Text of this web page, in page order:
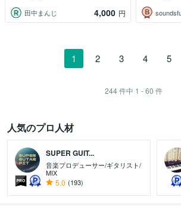
田中まんじ 4,000 円
1 2 3 4 5
244 件中 1 - 60 件
人気のプロ人材
SUPER GUIT...
音楽プロデューサー/ギタリスト/
MIX
5.0 (193)